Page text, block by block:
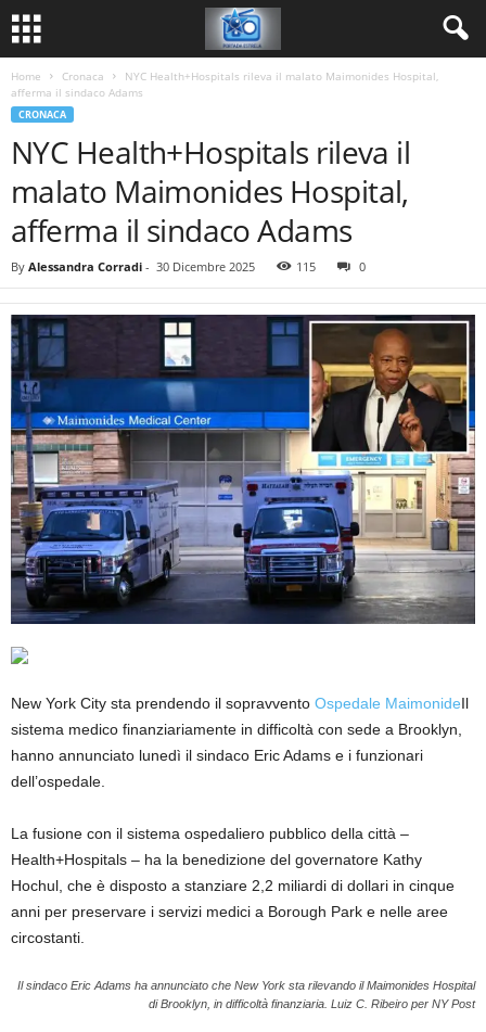
Home Cronaca
NYC Health+Hospitals rileva il malato Maimonides Hospital,
afferma il sindaco Adams
CRONACA
NYC Health+Hospitals rileva il
malato Maimonides Hospital,
afferma il sindaco Adams
By Alessandra Corradi - 30 Dicembre 2025 115 0
New York City sta prendendo il sopravvento Ospedale MaimonideIl
sistema medico finanziariamente in difficoltà con sede a Brooklyn,
hanno annunciato lunedì il sindaco Eric Adams e i funzionari
dell’ospedale.
La fusione con il sistema ospedaliero pubblico della città –
Health+Hospitals – ha la benedizione del governatore Kathy
Hochul, che è disposto a stanziare 2,2 miliardi di dollari in cinque
anni per preservare i servizi medici a Borough Park e nelle aree
circostanti.
Il sindaco Eric Adams ha annunciato che New York sta rilevando il Maimonides Hospital
di Brooklyn, in difficoltà finanziaria. Luiz C. Ribeiro per NY Post